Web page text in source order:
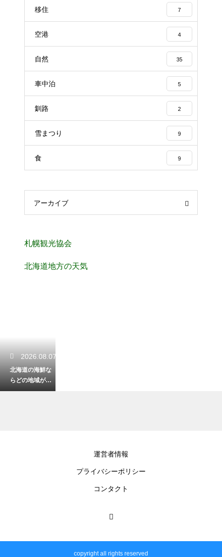
移住 7
空港 4
自然 35
車中泊 5
釧路 2
雪まつり 9
食 9
アーカイブ
札幌観光協会
北海道地方の天気
2026.08.07
北海道の海鮮な
らどの地域がお
すすめ？絶品グ
運営者情報
プライバシーポリシー
コンタクト
copyright all rights reserved